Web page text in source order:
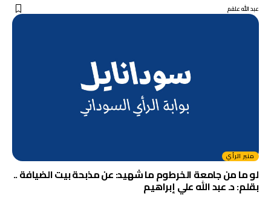
عبد الله علقم
منبر الرأي
لو ما من جامعة الخرطوم ما شهيد: عن مذبحة بيت الضيافة ..
بقلم: د. عبد الله علي إبراهيم